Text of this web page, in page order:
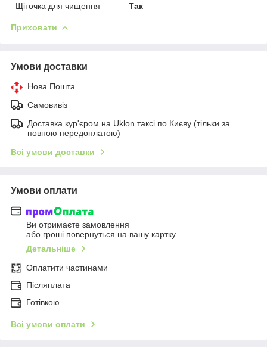
Щіточка для чищення Так
Приховати
Умови доставки
Нова Пошта
Самовивіз
Доставка кур'єром на Uklon таксі по Києву (тільки за
повною передоплатою)
Всі умови доставки
Умови оплати
Ви отримаєте замовлення
або гроші повернуться на вашу картку
Детальніше
Оплатити частинами
Післяплата
Готівкою
Всі умови оплати